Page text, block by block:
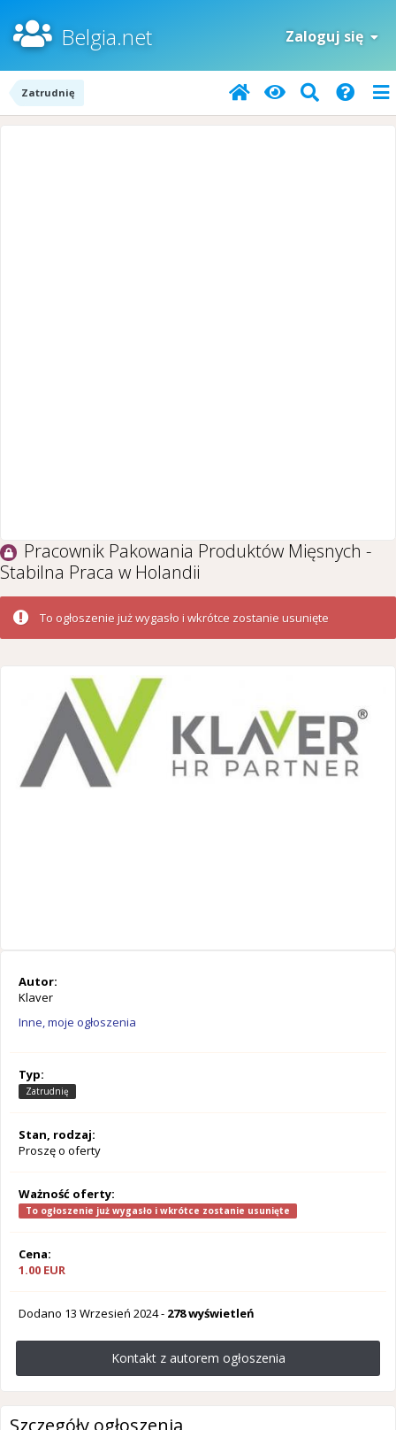
Belgia.net Zaloguj się
Zatrudnię
Pracownik Pakowania Produktów Mięsnych -
Stabilna Praca w Holandii
To ogłoszenie już wygasło i wkrótce zostanie usunięte
Autor:
Klaver
Inne, moje ogłoszenia
Typ:
Zatrudnię
Stan, rodzaj:
Proszę o oferty
Ważność oferty:
To ogłoszenie już wygasło i wkrótce zostanie usunięte
Cena:
1.00 EUR
Dodano 13 Wrzesień 2024- 278 wyświetleń
Kontakt z autorem ogłoszenia
Szczegóły ogłoszenia